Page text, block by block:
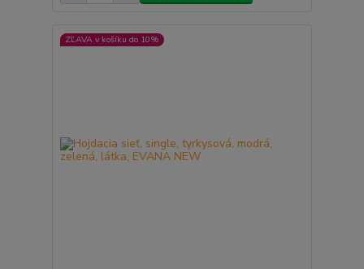
ZĽAVA v košíku do 10%